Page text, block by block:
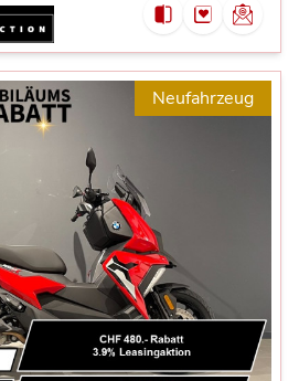
Neufahrzeug